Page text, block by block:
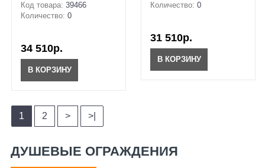
Код товара: 39466
Количество: 0
34 510р.
В КОРЗИНУ
Количество: 0
31 510р.
В КОРЗИНУ
1 2 > >|
ДУШЕВЫЕ ОГРАЖДЕНИЯ